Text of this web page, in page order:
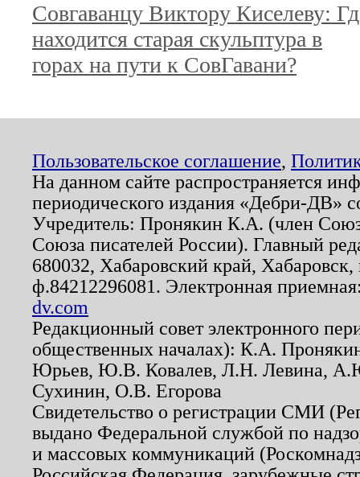
Совгаванцу Виктору Киселеву:
находится старая скульптура в
горах на пути к СовГавани?
Пользовательское соглашение,
На данном сайте распространяется
периодического издания «Дебри-ДВ»
Учредитель: Пронякин К.А. (член
Союза писателей России). Главный
680032, Хабаровский край,
ф.84212296081. Электронная
dv.com
Редакционный совет электронного
общественных началах): К.А.
Юрьев, Ю.В. Ковалев, Л.Н. Левина,
Сухинин, О.В. Егорова
Свидетельство о регистрации СМИ
выдано Федеральной службой по
и массовых коммуникаций